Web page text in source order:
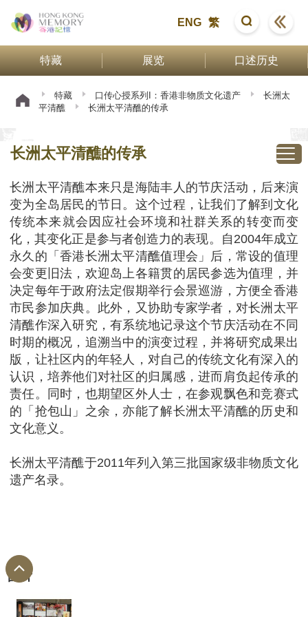
ENG 繁
特藏 展览 口述历史
特藏 口传心授系列I：香港非物质文化遗产
长洲太
平清醮
长洲太平清醮的传承
长洲太平清醮的传承
长洲太平清醮本来只是海陆丰人的节庆活动，后来演
变为全岛居民的节日。这个过程，让我们了解到文化
传统本来就会因应社会环境和社群关系的转变而变
化，其变化正是参与者创造力的表现。自2004年成立
永久的「香港长洲太平清醮值理会」后，常设的值理
会变更旧法，欢迎岛上各籍贯的居民参选为值理，并
决定每年于政府法定假期举行会景巡游，方便全香港
市民参加庆典。此外，又协助专家学者，对长洲太平
清醮作深入研究，有系统地记录这个节庆活动在不同
时期的概况，追溯当中的演变过程，并将研究成果出
版，让社区内的年轻人，对自己的传统文化有深入的
认识，培养他们对社区的归属感，进而肩负起传承的
责任。同时，也期望区外人士，在参观飘色和竞赛式
的「抢包山」之余，亦能了解长洲太平清醮的历史和
文化意义。
长洲太平清醮于2011年列入第三批国家级非物质文化
遗产名录。
图片